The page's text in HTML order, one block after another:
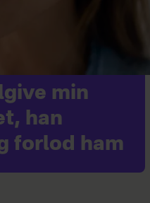
min
han
forlod ham